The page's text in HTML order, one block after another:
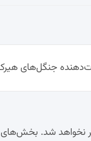
جنگل‌های
نخواهد شد. بخش‌های